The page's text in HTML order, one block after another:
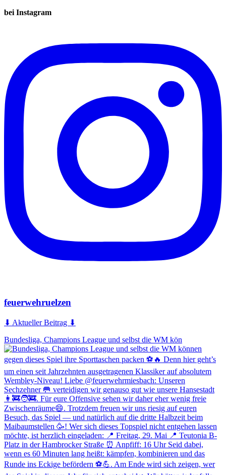
bei Instagram
feuerwehruelzen
⬇ Aktueller Beitrag ⬇
Bundesliga, Champions League und selbst die WM kön